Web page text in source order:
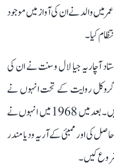
میں والد نے ان کی آواز میں موجود
کیا۔
آچاریہ جیا لال وسنت نے ان کی
گروکل روایت کے تحت انہوں نے
سریش واڈکر کو کلاسیکی موسیقی کی باریکیاں سکھائیں۔ بعد میں 1968 میں انہوں نے
کی اور ممبئی کے آریہ ودیا مندر
شروع کیں۔